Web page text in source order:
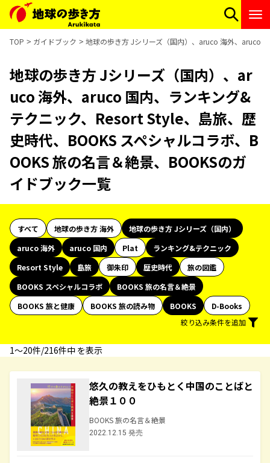
TOP ガイドブック 地球の歩き方 Jシリーズ（国内）、aruco 海外、aruco
地球の歩き方 Jシリーズ（国内）、ar
uco 海外、aruco 国内、ランキング&
テクニック、Resort Style、島旅、歴
史時代、BOOKS スペシャルコラボ、B
OOKS 旅の名言＆絶景、BOOKSのガ
イドブック一覧
すべて 地球の歩き方 海外
地球の歩き方 Jシリーズ（国内）
aruco 海外
aruco 国内 Plat
ランキング&テクニック
Resort Style
島旅 御朱印 歴史時代
旅の図鑑
BOOKS スペシャルコラボ
BOOKS 旅の名言＆絶景
BOOKS 旅と健康
BOOKS 旅の読み物 BOOKS
D-Books
絞り込み条件を追加
1〜20件/216件中 を表示
悠久の教えをひもとく中国のことばと
絶景１００
BOOKS 旅の名言＆絶景
2022.12.15 発売